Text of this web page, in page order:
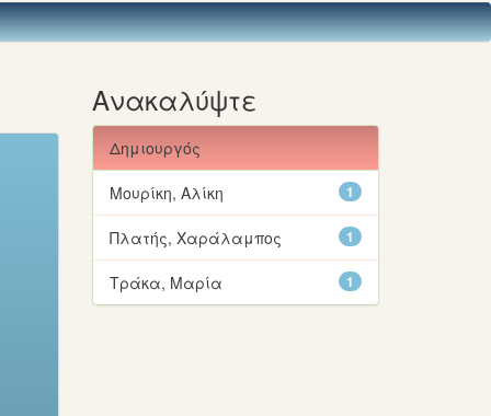
Ανακαλύψτε
Δημιουργός
1
Μουρίκη, Αλίκη
1
Πλατής, Χαράλαμπος
1
Τράκα, Μαρία